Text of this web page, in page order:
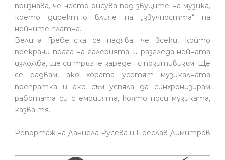
признава, че често рисува под звуците на музика,
което директно влияе на „звучността“ на
нейните платна.
Велина Гребенска се надява, че всеки, който
прекрачи прага на галерията, и разгледа нейната
изложба, ще си тръгне зареден с позитивизъм. Ще
се радвам, ако хората усетят музикалната
препратка и ако съм успяла да синхронизирам
работата си с емоцията, която носи музиката,
казва тя.
Репортаж на Даниела Русева и Преслав Димитров